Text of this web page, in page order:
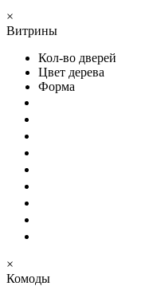
×
Витрины
Кол-во дверей
Цвет дерева
Форма
×
Комоды